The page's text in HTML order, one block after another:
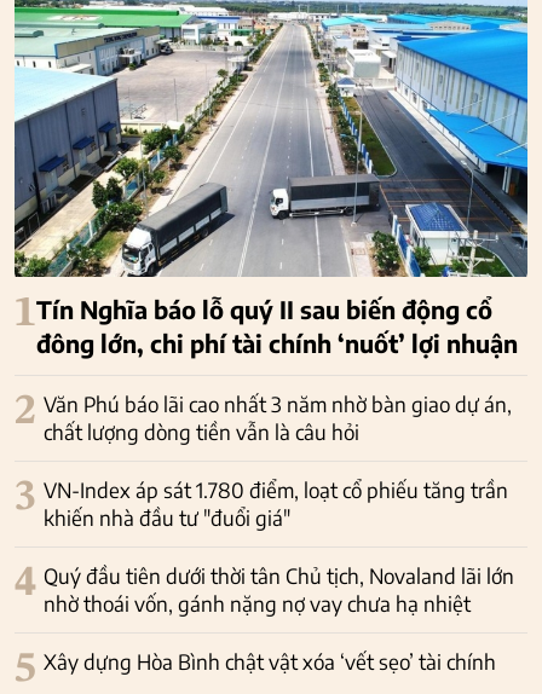
1Tín Nghĩa báo lỗ quý II sau biến động cổ
đông lớn, chi phí tài chính ‘nuốt’ lợi nhuận
2 Văn Phú báo lãi cao nhất 3 năm nhờ bàn giao dự án,
chất lượng dòng tiền vẫn là câu hỏi
3 VN-Index áp sát 1.780 điểm, loạt cổ phiếu tăng trần
khiến nhà đầu tư "đuổi giá"
4 Quý đầu tiên dưới thời tân Chủ tịch, Novaland lãi lớn
nhờ thoái vốn, gánh nặng nợ vay chưa hạ nhiệt
5 Xây dựng Hòa Bình chật vật xóa ‘vết sẹo’ tài chính